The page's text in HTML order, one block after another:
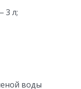
3 л;
воды